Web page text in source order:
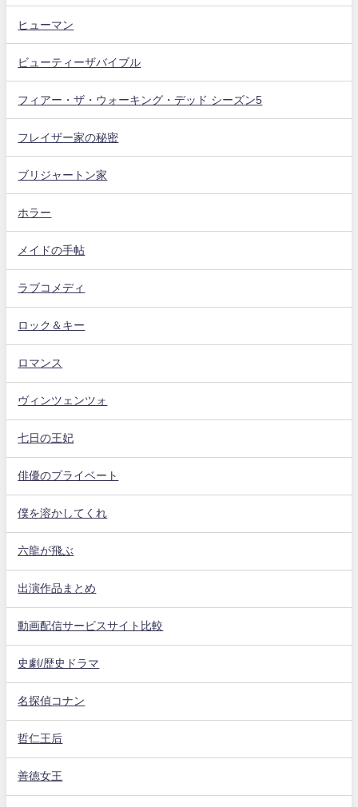
ヒューマン
ビューティーザバイブル
フィアー・ザ・ウォーキング・デッド シーズン5
フレイザー家の秘密
ブリジャートン家
ホラー
メイドの手帖
ラブコメディ
ロック＆キー
ロマンス
ヴィンツェンツォ
七日の王妃
俳優のプライベート
僕を溶かしてくれ
六龍が飛ぶ
出演作品まとめ
動画配信サービスサイト比較
史劇/歴史ドラマ
名探偵コナン
哲仁王后
善徳女王